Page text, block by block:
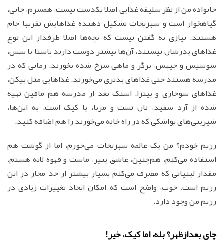
خانواده من از نظر سلیقه غذایی اصلا یکدست نیست، همسرم، جانی،
گیاهخوار است و سبزیجات تشکیل دهنده غذاهایش تقریبا خام
هستند. نیازی به گفتن نیست که بچه‌ها اصلا طرفدار این نوع
غذاهای پدرشان نیستند، آن‌ها بیشتر دوست دارند پاستا با سس،
سوسیس و چیپس، برگر و ماهی سرخ شده بخورند. زمانی که در
مدرسه هستند حتی غذاهای بدتری می‌خورند. غذاهایی مثل بیکن،
غذاهای سوخاری و پیتزا. اسنک بعد از مدرسه هم مافین تهیه
شده از آرد سفید، نان تست و مربا، یا کیک است. به این‌ها،
شیرینی‌های یواشکی که در راه خانه می‌خورند را هم اضافه کنید.
رژیم خودم؟ من یک عالمه سبزیجات می‌خورم، اما از گوشت هم
استفاده می‌کنم، هم‌چنین، عاشق پنیر، ماست و قهوه لاته هستم.
مقدار لبنیاتی که مصرف می‌کنم بسیار بیشتر از حد مجاز در این
رژیم است. خوب، واضح است که امکان ایجاد تغییرات زیادی در
رژیم من وجود دارد.
چای بعدازظهر؟ بله، اما کیک، خیر!